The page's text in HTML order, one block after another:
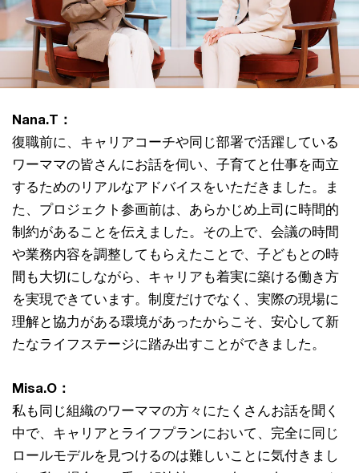
Nana.T：
復職前に、キャリアコーチや同じ部署で活躍している
ワーママの皆さんにお話を伺い、子育てと仕事を両立
するためのリアルなアドバイスをいただきました。ま
た、プロジェクト参画前は、あらかじめ上司に時間的
制約があることを伝えました。その上で、会議の時間
や業務内容を調整してもらえたことで、子どもとの時
間も大切にしながら、キャリアも着実に築ける働き方
を実現できています。制度だけでなく、実際の現場に
理解と協力がある環境があったからこそ、安心して新
たなライフステージに踏み出すことができました。
Misa.O：
私も同じ組織のワーママの方々にたくさんお話を聞く
中で、キャリアとライフプランにおいて、完全に同じ
ロールモデルを見つけるのは難しいことに気付きまし